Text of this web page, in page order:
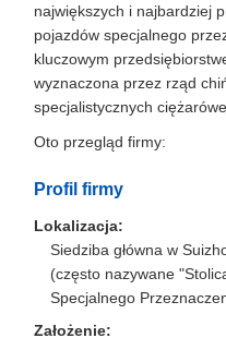
największych i najbardziej
pojazdów specjalnego
kluczowym
wyznaczona przez rząd
specjalistycznych
Oto przegląd firmy:
Profil firmy
Lokalizacja:
Siedziba główna w
(często nazywane
Specjalnego
Założenie: